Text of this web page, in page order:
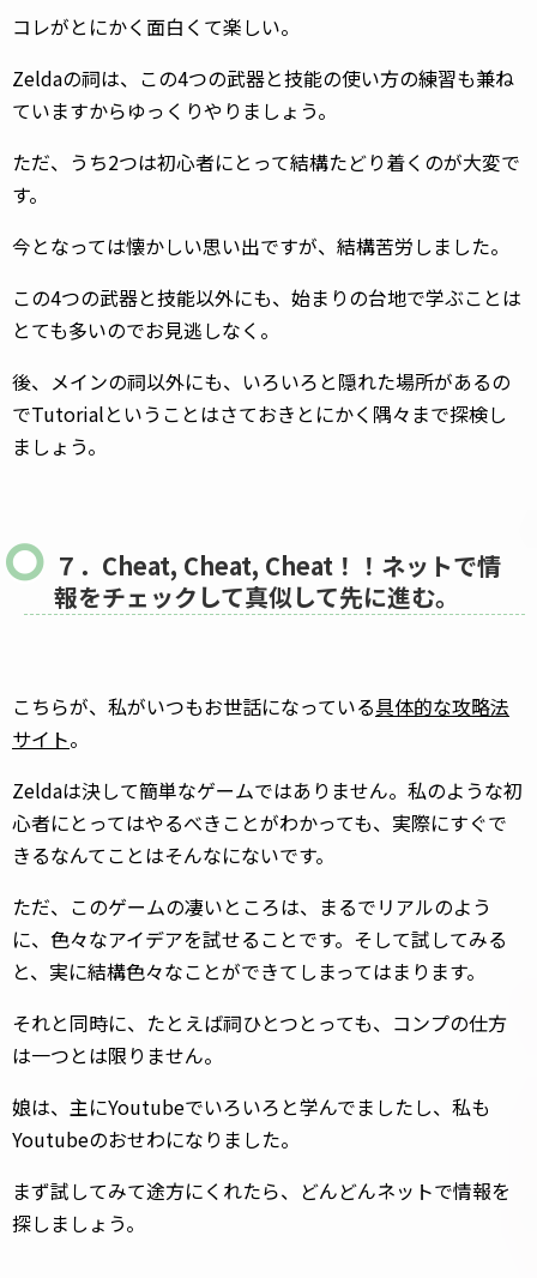
コレがとにかく面白くて楽しい。
Zeldaの祠は、この4つの武器と技能の使い方の練習も兼ね
ていますからゆっくりやりましょう。
ただ、うち2つは初心者にとって結構たどり着くのが大変で
す。
今となっては懐かしい思い出ですが、結構苦労しました。
この4つの武器と技能以外にも、始まりの台地で学ぶことは
とても多いのでお見逃しなく。
後、メインの祠以外にも、いろいろと隠れた場所があるの
でTutorialということはさておきとにかく隅々まで探検し
ましょう。
７．Cheat, Cheat, Cheat！！ネットで情
報をチェックして真似して先に進む。
こちらが、私がいつもお世話になっている具体的な攻略法
サイト。
Zeldaは決して簡単なゲームではありません。私のような初
心者にとってはやるべきことがわかっても、実際にすぐで
きるなんてことはそんなにないです。
ただ、このゲームの凄いところは、まるでリアルのよう
に、色々なアイデアを試せることです。そして試してみる
と、実に結構色々なことができてしまってはまります。
それと同時に、たとえば祠ひとつとっても、コンプの仕方
は一つとは限りません。
娘は、主にYoutubeでいろいろと学んでましたし、私も
Youtubeのおせわになりました。
まず試してみて途方にくれたら、どんどんネットで情報を
探しましょう。